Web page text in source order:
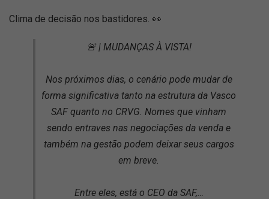
Clima de decisão nos bastidores. 👀
🚨 | MUDANÇAS À VISTA!
Nos próximos dias, o cenário pode mudar de
forma significativa tanto na estrutura da Vasco
SAF quanto no CRVG. Nomes que vinham
sendo entraves nas negociações da venda e
também na gestão podem deixar seus cargos
em breve.
Entre eles, está o CEO da SAF,…